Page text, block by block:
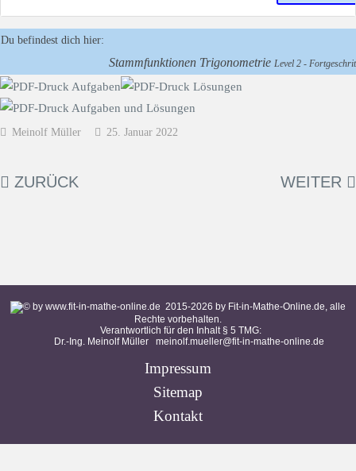
Du befindest dich hier:
Stammfunktionen Trigonometrie Level 2 -
Meinolf Müller 25. Januar 2022
ZURÜCK WEITER
2015-2026 by Fit-in-Mathe-Online.de, alle
Rechte vorbehalten.
Verantwortlich für den Inhalt § 5 TMG:
Dr.-Ing. Meinolf Müller meinolf.mueller@fit-in-mathe-online.de
Impressum
Sitemap
Kontakt